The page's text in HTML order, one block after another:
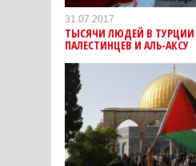
31.07.2017
ТЫСЯЧИ ЛЮДЕЙ В
ПАЛЕСТИНЦЕВ И АЛЬ-АКСУ